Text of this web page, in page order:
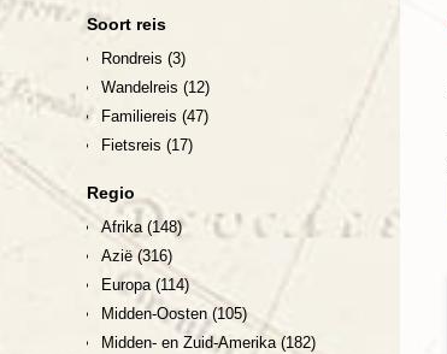
Soort reis
Rondreis (3)
Wandelreis (12)
Familiereis (47)
Fietsreis (17)
Regio
Afrika (148)
Azië (316)
Europa (114)
Midden-Oosten (105)
Midden- en Zuid-Amerika (182)